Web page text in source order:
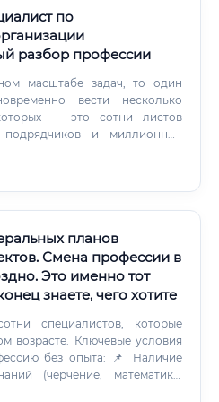
по
разбор профессии
масштабе задач, то один
вести несколько
— это сотни листов
и миллионные
правило, выбирают более
планов
Смена профессии в
Это именно тот
знаете, чего хотите
специалистов, которые
возрасте. Ключевые условия
опыта: 📌 Наличие
(черчение, математика,